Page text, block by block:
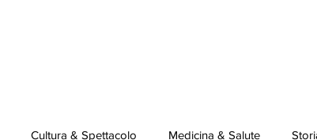
Cultura & Spettacolo Medicina & Salute